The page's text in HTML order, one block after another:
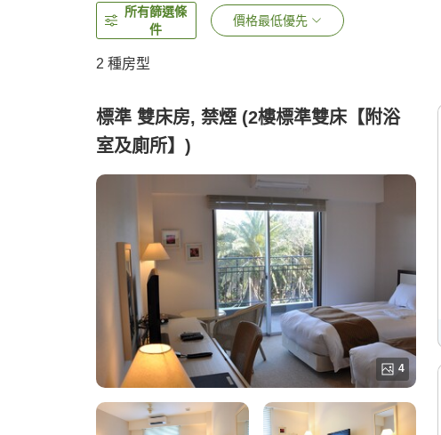
所有篩選條
件
價格最低優先
2 種房型
標準 雙床房, 禁煙 (2樓標準雙床【附浴
室及廁所】)
4